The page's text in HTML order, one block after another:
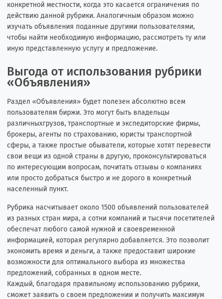
конкретной местности, когда это касается ограничения по
действию данной рубрики. Аналогичным образом можно
изучать объявления поданные другими пользователями,
чтобы найти необходимую информацию, рассмотреть ту или
иную представленную услугу и предложение.
Выгода от использования рубрики
«Объявления»
Раздел «Объявления» будет полезен абсолютно всем
пользователям биржи. Это могут быть владельцы
различныхгрузов, транспортные и экспедиторские фирмы,
брокеры, агенты по страхованию, юристы транспортной
сферы, а также простые обыватели, которые хотят перевести
свои вещи из одной страны в другую, проконсультироваться
по интересующим вопросам, почитать отзывы о компаниях
или просто добраться быстро и не дорого в конкретный
населенный пункт.
Рубрика насчитывает около 1500 объявлений пользователей
из разных стран мира, а сотни компаний и тысячи посетителей
обеспечат любого самой нужной и своевременной
информацией, которая регулярно добавляется. Это позволит
экономить время и деньги, а также предоставит широкие
возможности для оптимального выбора из множества
предложений, собранных в одном месте.
Каждый, благодаря правильному использованию рубрики,
сможет заявить о своем предложении и получить максимум